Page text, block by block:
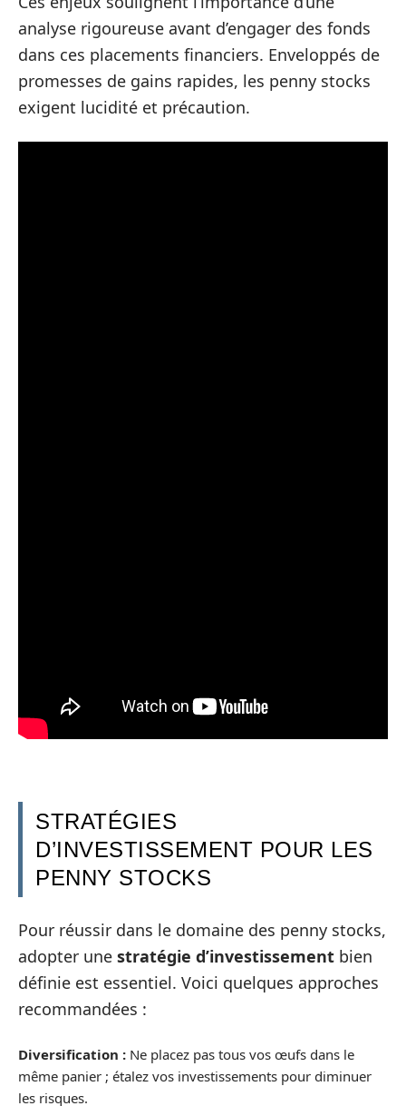
analyse rigoureuse avant d’engager des fonds
dans ces placements financiers. Enveloppés de
promesses de gains rapides, les penny stocks
exigent lucidité et précaution.
STRATÉGIES
D’INVESTISSEMENT POUR LES
PENNY STOCKS
Pour réussir dans le domaine des penny stocks,
adopter une stratégie d’investissement bien
définie est essentiel. Voici quelques approches
recommandées :
Diversification : Ne placez pas tous vos œufs dans le
même panier ; étalez vos investissements pour diminuer
les risques.